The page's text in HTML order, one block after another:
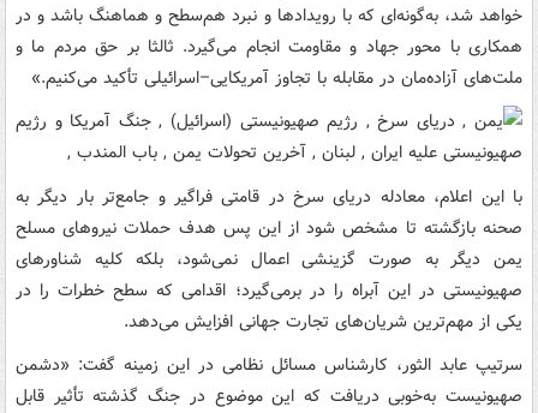
خواهد شد، به‌گونه‌ای که با رویدادها و نبرد هم‌سطح و هماهنگ باشد و در
همکاری با محور جهاد و مقاومت انجام می‌گیرد. ثالثا بر حق مردم ما و
ملت‌های آزاده‌مان در مقابله با تجاوز آمریکایی–اسرائیلی تأکید می‌کنیم.»
با این اعلام، معادله دریای سرخ در قامتی فراگیر و جامع‌تر بار دیگر به
صحنه بازگشته تا مشخص شود از این پس هدف حملات نیروهای مسلح
یمن دیگر به‌ صورت گزینشی اعمال نمی‌شود، بلکه کلیه شناورهای
صهیونیستی در این آبراه را در برمی‌گیرد؛ اقدامی که سطح خطرات را در
یکی از مهم‌ترین شریان‌های تجارت جهانی افزایش می‌دهد.
سرتیپ عابد الثور، کارشناس مسائل نظامی در این زمینه گفت: «دشمن
صهیونیست به‌خوبی دریافت که این موضوع در جنگ گذشته تأثیر قابل